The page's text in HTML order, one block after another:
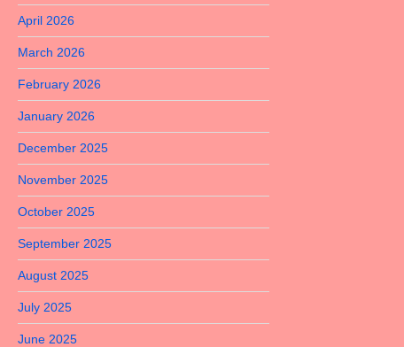
April 2026
March 2026
February 2026
January 2026
December 2025
November 2025
October 2025
September 2025
August 2025
July 2025
June 2025